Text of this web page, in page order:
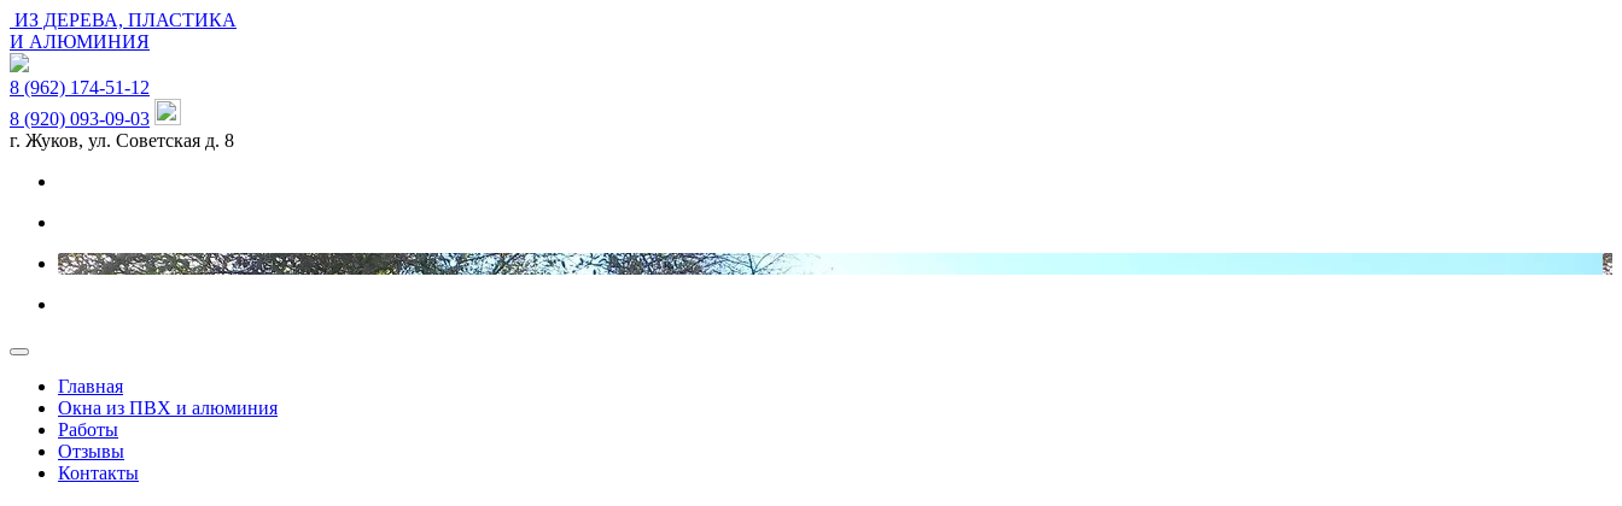
ИЗ ДЕРЕВА, ПЛАСТИКА
И АЛЮМИНИЯ
8 (962) 174-51-12
8 (920) 093-09-03
г. Жуков, ул. Советская д. 8
Главная
Окна из ПВХ и алюминия
Работы
Отзывы
Контакты